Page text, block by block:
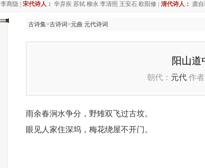
李商隐 宋代诗人： 辛弃疾 苏轼 柳永 李清照 王安石 欧阳修 清代诗人： 龚
古诗集>古诗词>元曲 元代诗词
阳山道
朝代： 元代 作
雨余春涧水争分，野雉双飞过古坟。
眼见人家住深坞，梅花绕屋不开门。